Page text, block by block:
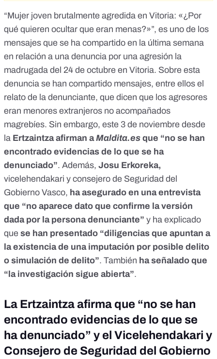
“Mujer joven brutalmente agredida en Vitoria: «¿Por
qué quieren ocultar que eran menas?»”, es uno de los
mensajes que se ha compartido en la última semana
en relación a una denuncia por una agresión la
madrugada del 24 de octubre en Vitoria. Sobre esta
denuncia se han compartido mensajes, entre ellos el
relato de la denunciante, que dicen que los agresores
eran menores extranjeros no acompañados
magrebíes. Sin embargo, este 3 de noviembre desde
la Ertzaintza afirman aMaldita.es que “no se han
encontrado evidencias de lo que se ha
denunciado”. Además, Josu Erkoreka,
vicelehendakari y consejero de Seguridad del
Gobierno Vasco, ha asegurado en una entrevista
que “no aparece dato que confirme la versión
dada por la persona denunciante” y ha explicado
que se han presentado “diligencias que apuntan a
la existencia de una imputación por posible delito
o simulación de delito”. También ha señalado que
“la investigación sigue abierta”.
La Ertzaintza afirma que “no se han
encontrado evidencias de lo que se
ha denunciado” y el Vicelehendakari y
Consejero de Seguridad del Gobierno